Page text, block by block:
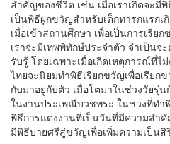
สำคัญของชีวิต เช่น เมื่อเราเกิดจะมี
เป็นพิธีผูกขวัญสำหรับเด็กทารกแรก
เมื่อเข้าสถานศึกษา เพื่อเป็นการเรีย
เราจะมีเทพพิทักษ์ประจำตัว จำเป็นจ
รับรู้ โดยเฉพาะเมื่อเกิดเหตุการณ์ที่
ไทยจะนิยมทำพิธีเรียกขวัญเพื่อเรียก
กับมาอยู่กับตัว เมื่อโตมาในช่วงวัยรุ่
ในงานประเพณีบวชพระ ในช่วงที่ท
พิธีการแต่งงานที่เป็นวันที่มีความสำ
มีพิธีบายศรีสู่ขวัญเพื่อเพิ่มความเป็น